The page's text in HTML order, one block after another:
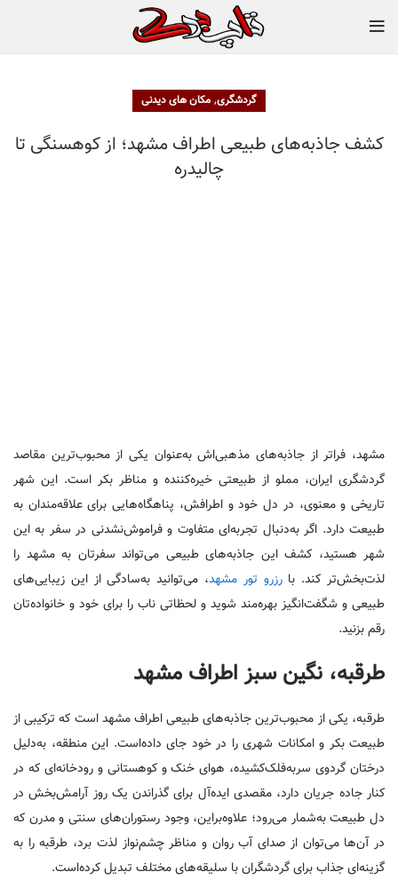
گردشگری, مکان های دیدنی
کشف جاذبه‌های طبیعی اطراف مشهد؛ از کوهسنگی تا
چالیدره
مشهد، فراتر از جاذبه‌های مذهبی‌اش به‌عنوان یکی از محبوب‌ترین مقاصد
گردشگری ایران، مملو از طبیعتی خیره‌کننده و مناظر بکر است. این شهر
تاریخی و معنوی، در دل خود و اطرافش، پناهگاه‌هایی برای علاقه‌مندان به
طبیعت دارد. اگر به‌دنبال تجربه‌ای متفاوت و فراموش‌نشدنی در سفر به این
شهر هستید، کشف این جاذبه‌های طبیعی می‌تواند سفرتان به مشهد را
لذت‌بخش‌تر کند. بارزرو تور مشهد، می‌توانید به‌سادگی از این زیبایی‌های
طبیعی و شگفت‌انگیز بهره‌مند شوید و لحظاتی ناب را برای خود و خانواده‌تان
رقم بزنید.
طرقبه، نگین سبز اطراف مشهد
طرقبه، یکی از محبوب‌ترین جاذبه‌های طبیعی اطراف مشهد است که ترکیبی از
طبیعت بکر و امکانات شهری را در خود جای داده‌است. این منطقه، به‌دلیل
درختان گردوی سربه‌فلک‌کشیده، هوای خنک و کوهستانی و رودخانه‌ای که در
کنار جاده جریان دارد، مقصدی ایده‌آل برای گذراندن یک روز آرامش‌بخش در
دل طبیعت به‌شمار می‌رود؛ علاوه‌براین، وجود رستوران‌های سنتی و مدرن که
در آن‌ها می‌توان از صدای آب روان و مناظر چشم‌نواز لذت برد، طرقبه را به
گزینه‌ای جذاب برای گردشگران با سلیقه‌های مختلف تبدیل کرده‌است.